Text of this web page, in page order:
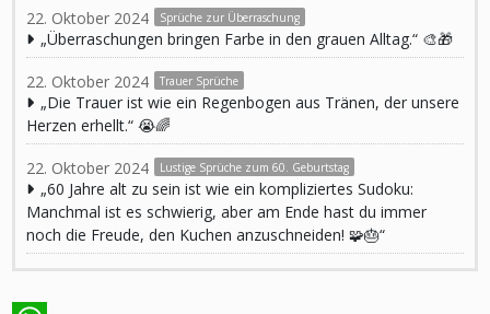
22. Oktober 2024 Sprüche zur Überraschung
„Überraschungen bringen Farbe in den grauen Alltag.“ 🎨🎁
22. Oktober 2024 Trauer Sprüche
„Die Trauer ist wie ein Regenbogen aus Tränen, der unsere
Herzen erhellt.“ 😭🌈
22. Oktober 2024 Lustige Sprüche zum 60. Geburtstag
„60 Jahre alt zu sein ist wie ein kompliziertes Sudoku:
Manchmal ist es schwierig, aber am Ende hast du immer
noch die Freude, den Kuchen anzuschneiden! 🧩🎂“